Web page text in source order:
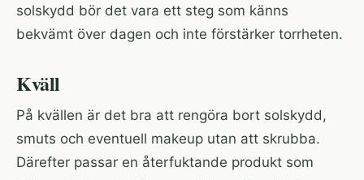
solskydd bör det vara ett steg som känns
bekvämt över dagen och inte förstärker torrheten.
Kväll
På kvällen är det bra att rengöra bort solskydd,
smuts och eventuell makeup utan att skrubba.
Därefter passar en återfuktande produkt som